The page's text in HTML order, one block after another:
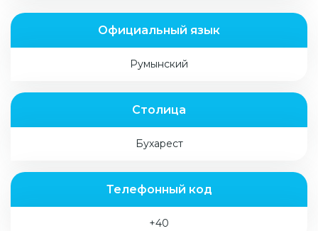
Официальный язык
Румынский
Столица
Бухарест
Телефонный код
+40